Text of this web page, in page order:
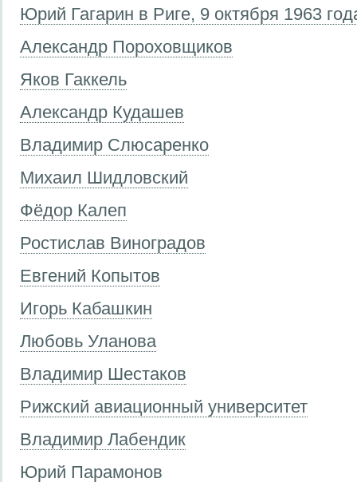
Юрий Гагарин в Риге, 9 октября 1963
Александр Пороховщиков
Яков Гаккель
Александр Кудашев
Владимир Слюсаренко
Михаил Шидловский
Фёдор Калеп
Ростислав Виноградов
Евгений Копытов
Игорь Кабашкин
Любовь Уланова
Владимир Шестаков
Рижский авиационный университет
Владимир Лабендик
Юрий Парамонов